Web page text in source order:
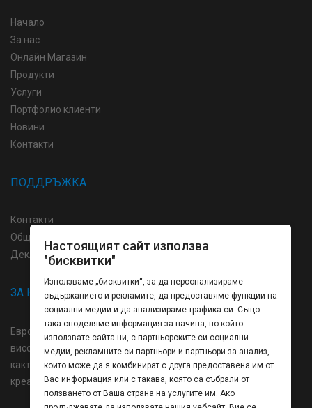
Начало
За нас
Онлайн Магазин
Продукти
Услуги
Портфолио клиенти
Новини
Контакти
ПОДДРЪЖКА
Контакти
Общи условия
Декларация за поверителност
ЗА НАС
Европринт България отпечатване и изработка пълна гама
висококачествени продукти в областта на полиграфията,
както и напълно затворен цикъл на производство от
креативната концепция до готовото изделие.
Настоящият сайт използва
"бисквитки"
Използваме „бисквитки“, за да персонализираме
съдържанието и рекламите, да предоставяме функции на
социални медии и да анализираме трафика си. Също
така споделяме информация за начина, по който
използвате сайта ни, с партньорските си социални
медии, рекламните си партньори и партньори за анализ,
които може да я комбинират с друга предоставена им от
Вас информация или с такава, която са събрали от
ползването от Ваша страна на услугите им. Ако